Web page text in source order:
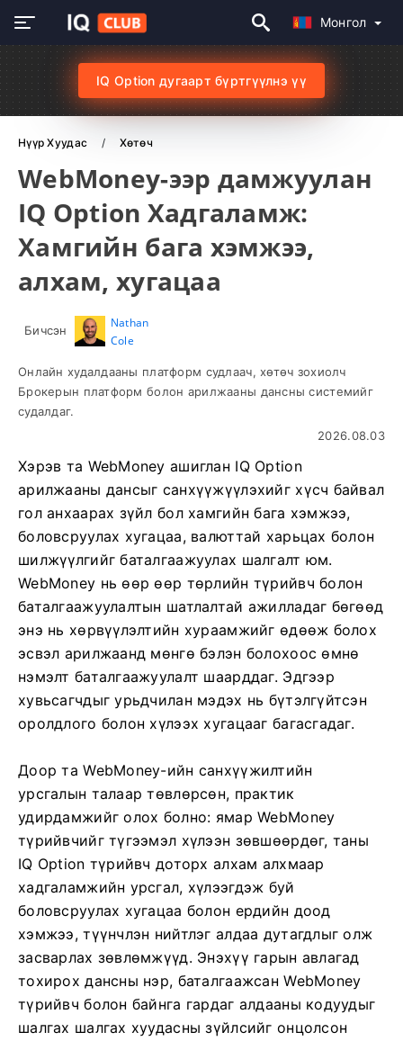
Монгол
IQ Option дугаарт бүртгүүлнэ үү
Нүүр Хуудас Хөтөч
WebMoney-ээр дамжуулан
IQ Option Хадгаламж:
Хамгийн бага хэмжээ,
алхам, хугацаа
Бичсэн
Nathan
Cole
Онлайн худалдааны платформ судлаач, хөтөч зохиолч
Брокерын платформ болон арилжааны дансны системийг
судалдаг.
2026.08.03
Хэрэв та WebMoney ашиглан IQ Option
арилжааны дансыг санхүүжүүлэхийг хүсч байвал
гол анхаарах зүйл бол хамгийн бага хэмжээ,
боловсруулах хугацаа, валюттай харьцах болон
шилжүүлгийг баталгаажуулах шалгалт юм.
WebMoney нь өөр өөр төрлийн түрийвч болон
баталгаажуулалтын шатлалтай ажилладаг бөгөөд
энэ нь хөрвүүлэлтийн хураамжийг өдөөж болох
эсвэл арилжаанд мөнгө бэлэн болохоос өмнө
нэмэлт баталгаажуулалт шаарддаг. Эдгээр
хувьсагчдыг урьдчилан мэдэх нь бүтэлгүйтсэн
оролдлого болон хүлээх хугацааг багасгадаг.
Доор та WebMoney-ийн санхүүжилтийн
урсгалын талаар төвлөрсөн, практик
удирдамжийг олох болно: ямар WebMoney
түрийвчийг түгээмэл хүлээн зөвшөөрдөг, таны
IQ Option түрийвч доторх алхам алхмаар
хадгаламжийн урсгал, хүлээгдэж буй
боловсруулах хугацаа болон ердийн доод
хэмжээ, түүнчлэн нийтлэг алдаа дутагдлыг олж
засварлах зөвлөмжүүд. Энэхүү гарын авлагад
тохирох дансны нэр, баталгаажсан WebMoney
түрийвч болон байнга гардаг алдааны кодуудыг
шалгах шалгах хуудасны зүйлсийг онцолсон